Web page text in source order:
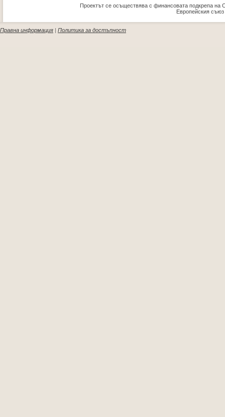
Проектът се осъществява с финансовата подкрепа на
Европейския
Правна информация | Политика за достъпност